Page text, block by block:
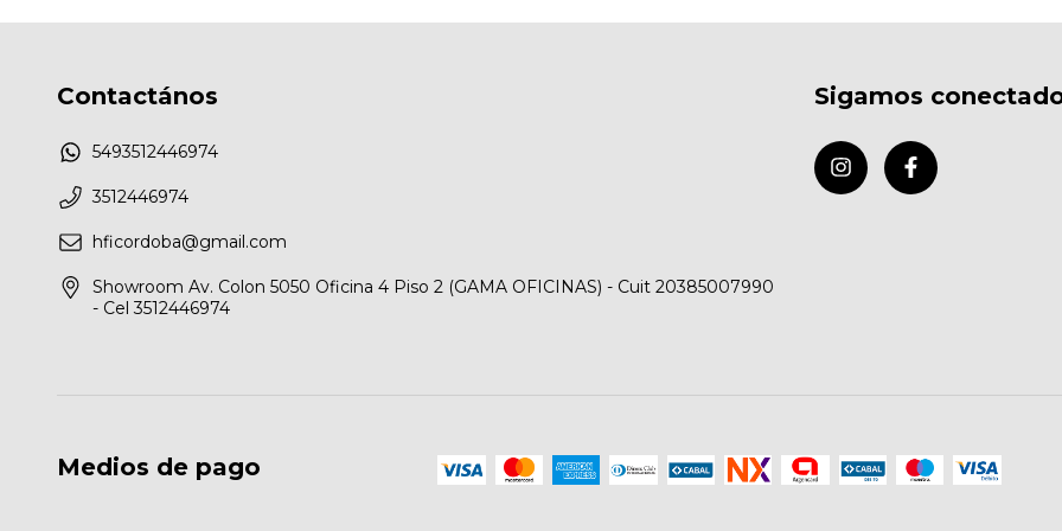
Contactános
5493512446974
3512446974
hficordoba@gmail.com
Showroom Av. Colon 5050 Oficina 4 Piso 2 (GAMA OFICINAS) - Cuit 20385007990
- Cel 3512446974
Sigamos
Medios de pago